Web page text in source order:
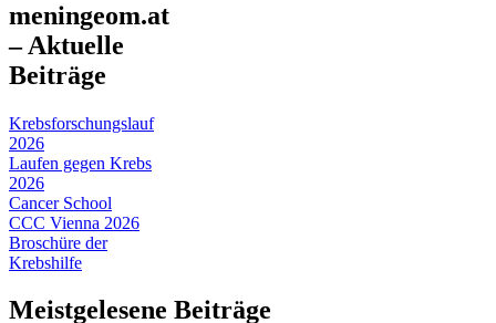
meningeom.at
– Aktuelle
Beiträge
Krebsforschungslauf
2026
Laufen gegen Krebs
2026
Cancer School
CCC Vienna 2026
Broschüre der
Krebshilfe
Meistgelesene Beiträge